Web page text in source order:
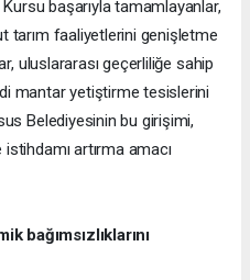
başarıyla tamamlayanlar,
tarım faaliyetlerini genişletme
uluslararası geçerliliğe sahip
mantar yetiştirme tesislerini
Belediyesinin bu girişimi,
artırma amacı
bağımsızlıklarını